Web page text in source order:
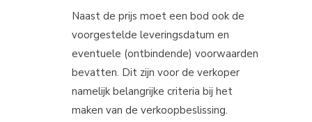
Naast de prijs moet een bod ook de
voorgestelde leveringsdatum en
eventuele (ontbindende) voorwaarden
bevatten. Dit zijn voor de verkoper
namelijk belangrijke criteria bij het
maken van de verkoopbeslissing.